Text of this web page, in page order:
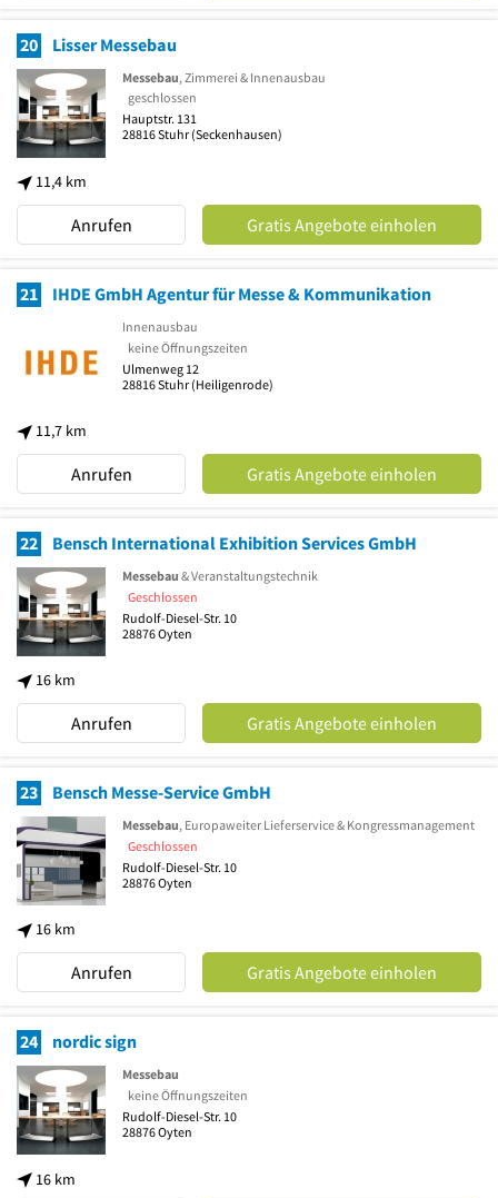
20 Lisser Messebau
11,4 km
Messebau, Zimmerei & Innenausbau
geschlossen
Hauptstr. 131
28816Stuhr(Seckenhausen)
Anrufen Gratis Angebote einholen
21 IHDE GmbH Agentur für Messe & Kommunikation
11,7 km
Innenausbau
keine Öffnungszeiten
Ulmenweg 12
28816Stuhr(Heiligenrode)
Anrufen Gratis Angebote einholen
22 Bensch International Exhibition Services GmbH
16 km
Messebau & Veranstaltungstechnik
Geschlossen
Rudolf-Diesel-Str. 10
28876Oyten
Anrufen Gratis Angebote einholen
23 Bensch Messe-Service GmbH
16 km
Messebau, Europaweiter Lieferservice & Kongressmanagement
Geschlossen
Rudolf-Diesel-Str. 10
28876Oyten
Anrufen Gratis Angebote einholen
24 nordic sign
16 km
Messebau
keine Öffnungszeiten
Rudolf-Diesel-Str. 10
28876Oyten